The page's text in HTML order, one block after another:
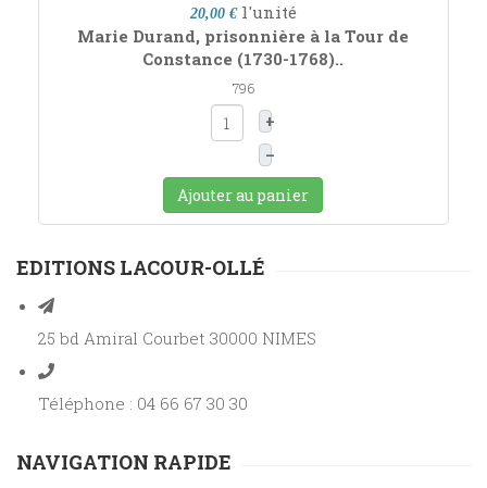
20,00 € l'unité
Marie Durand, prisonnière à la Tour de
Constance (1730-1768)..
796
+
–
Ajouter au panier
EDITIONS LACOUR-OLLÉ
25 bd Amiral Courbet 30000 NIMES
Téléphone : 04 66 67 30 30
NAVIGATION RAPIDE